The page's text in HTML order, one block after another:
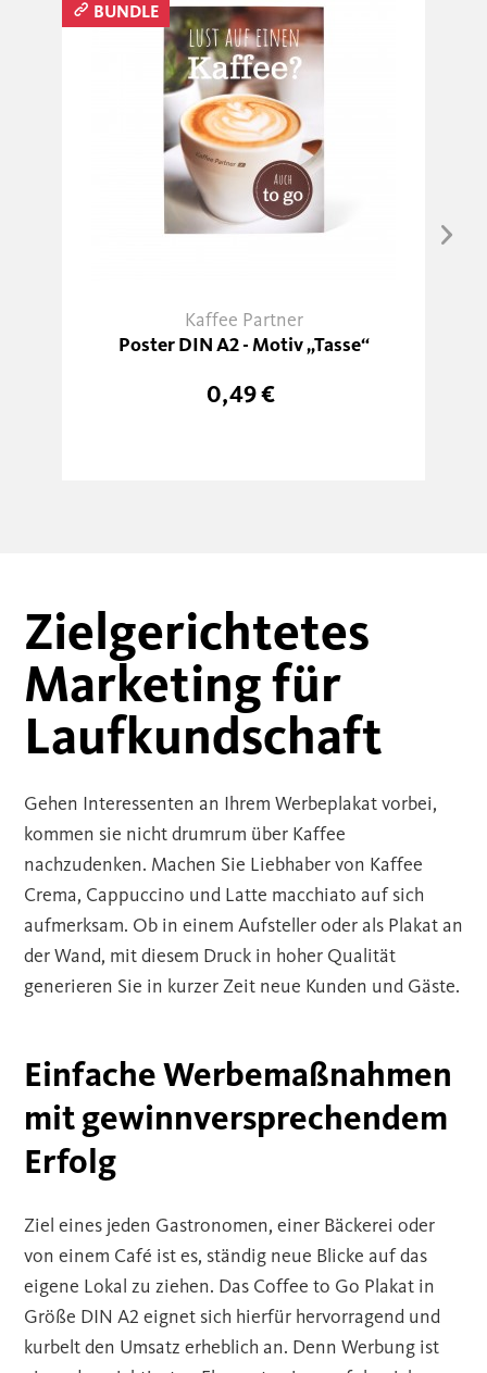
BUNDLE
Kaffee Partner
Poster DIN A2 - Motiv „Tasse“
0,49 €
Zielgerichtetes
Marketing für
Laufkundschaft
Gehen Interessenten an Ihrem Werbeplakat vorbei,
kommen sie nicht drumrum über Kaffee
nachzudenken. Machen Sie Liebhaber von Kaffee
Crema, Cappuccino und Latte macchiato auf sich
aufmerksam. Ob in einem Aufsteller oder als Plakat an
der Wand, mit diesem Druck in hoher Qualität
generieren Sie in kurzer Zeit neue Kunden und Gäste.
Einfache Werbemaßnahmen
mit gewinnversprechendem
Erfolg
Ziel eines jeden Gastronomen, einer Bäckerei oder
von einem Café ist es, ständig neue Blicke auf das
eigene Lokal zu ziehen. Das Coffee to Go Plakat in
Größe DIN A2 eignet sich hierfür hervorragend und
kurbelt den Umsatz erheblich an. Denn Werbung ist